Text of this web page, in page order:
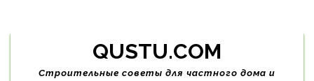
Skip
content
QUSTU.COM
Строительные советы для частного дома и